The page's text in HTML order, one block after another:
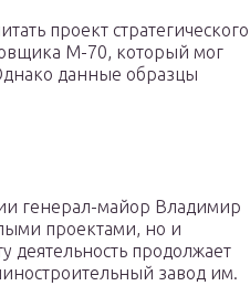
проект стратегического
М-70, который мог
данные образцы
генерал-майор Владимир
проектами, но и
деятельность продолжает
завод им.